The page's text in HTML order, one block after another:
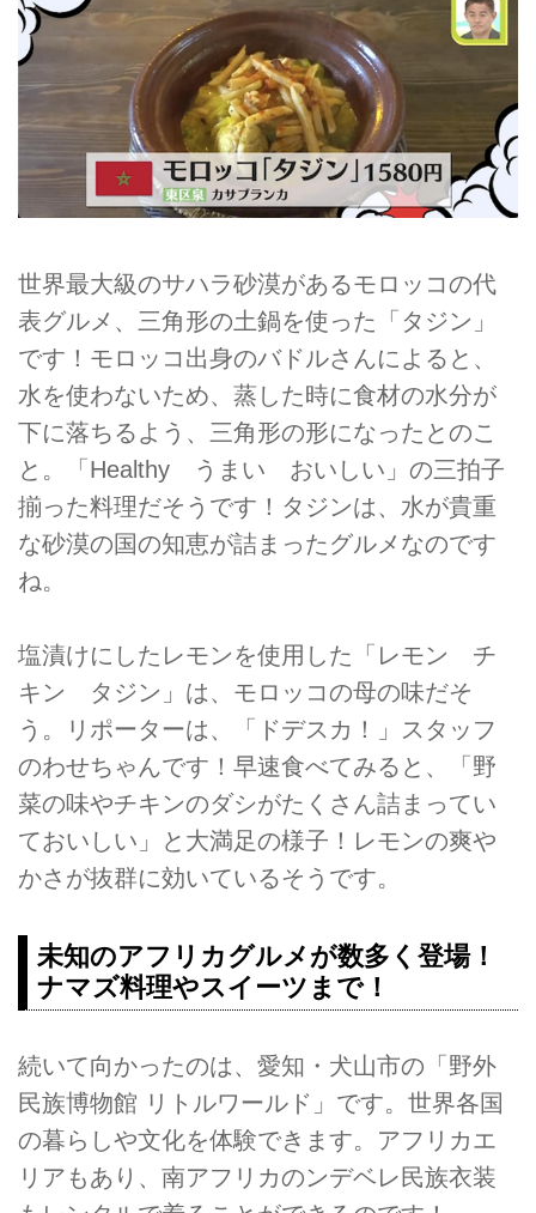
世界最大級のサハラ砂漠があるモロッコの代
表グルメ、三角形の土鍋を使った「タジン」
です！モロッコ出身のバドルさんによると、
水を使わないため、蒸した時に食材の水分が
下に落ちるよう、三角形の形になったとのこ
と。「Healthy うまい おいしい」の三拍子
揃った料理だそうです！タジンは、水が貴重
な砂漠の国の知恵が詰まったグルメなのです
ね。
塩漬けにしたレモンを使用した「レモン チ
キン タジン」は、モロッコの母の味だそ
う。リポーターは、「ドデスカ！」スタッフ
のわせちゃんです！早速食べてみると、「野
菜の味やチキンのダシがたくさん詰まってい
ておいしい」と大満足の様子！レモンの爽や
かさが抜群に効いているそうです。
未知のアフリカグルメが数多く登場！
ナマズ料理やスイーツまで！
続いて向かったのは、愛知・犬山市の「野外
民族博物館 リトルワールド」です。世界各国
の暮らしや文化を体験できます。アフリカエ
リアもあり、南アフリカのンデベレ民族衣装